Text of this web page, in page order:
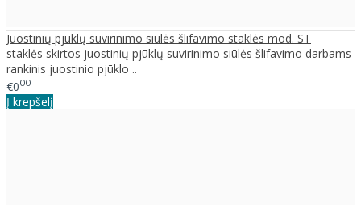
Juostinių pjūklų suvirinimo siūlės šlifavimo staklės mod. ST
staklės skirtos juostinių pjūklų suvirinimo siūlės šlifavimo darbams
rankinis juostinio pjūklo ..
€000
Į krepšelį